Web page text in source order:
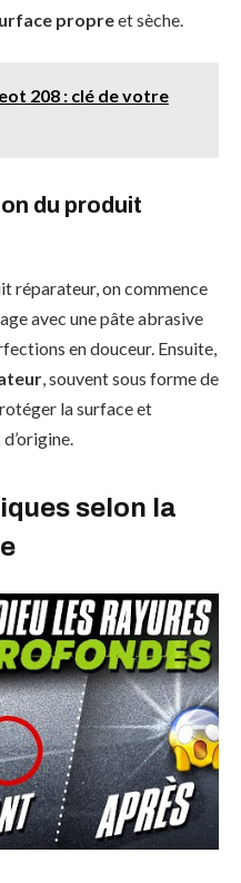
propreet sèche.
208 : clé de votre
du produit
réparateur, on commence
avec une pâte abrasive
en douceur. Ensuite,
, souvent sous forme de
la surface et
selon la